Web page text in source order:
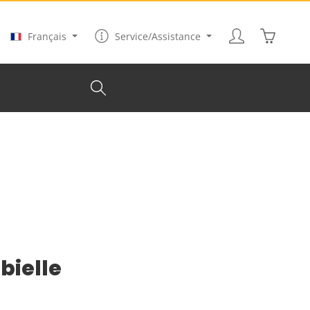
Français
Service/Assistance Le